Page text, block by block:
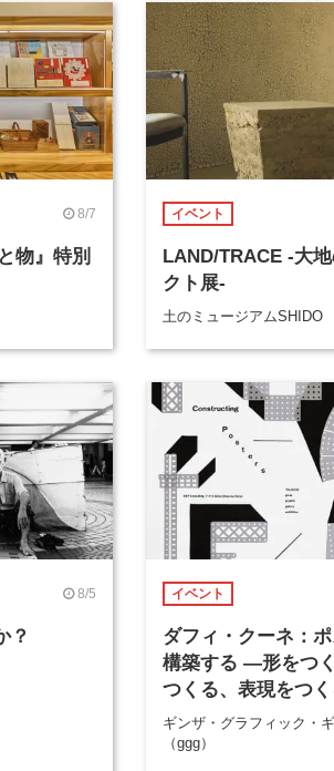
8/7
物』特別
イベント
LAND/TRACE -大
クト展-
土のミュージアムSHIDO
8/5
？
イベント
ダフィ・クーネ：
構築する ―形をつ
つくる、表現をつ
ギンザ・グラフィック・
（ggg）